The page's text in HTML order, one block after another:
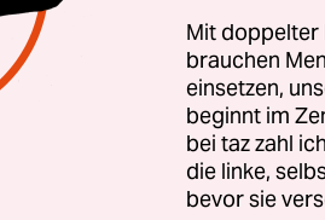
zum Thema steht:
nun
nur noch
dann, verpflichten sich
Posts gelöscht sein.
komplizierter. Der
Mit doppelter
brauchen
einsetzen,
beginnt im
bei taz zahl
die linke,
bevor sie